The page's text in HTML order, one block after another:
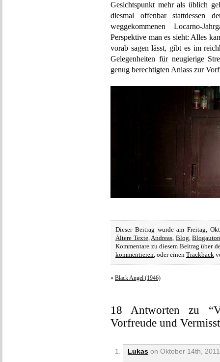
Gesichtspunkt mehr als üblich
diesmal offenbar stattdessen
weggekommenen Locarno-
Perspektive man es sieht: Alles
vorab sagen lässt, gibt es im
Gelegenheiten für neugierige
genug berechtigten Anlass zur
Dieser Beitrag wurde am Freitag,
Ältere Texte,Andreas, Blog,
Kommentare zu diesem Beitrag über
kommentieren, oder einen Trackback
« Black Angel (1946)
18 Antworten zu
Vorfreude und
Lukas on Oktober 14th,